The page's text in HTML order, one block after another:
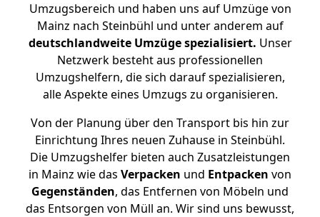
Umzugsbereich und haben uns auf Umzüge von
Mainz nach Steinbühl und unter anderem auf
deutschlandweite Umzüge spezialisiert. Unser
Netzwerk besteht aus professionellen
Umzugshelfern, die sich darauf spezialisieren,
alle Aspekte eines Umzugs zu organisieren.
Von der Planung über den Transport bis hin zur
Einrichtung Ihres neuen Zuhause in Steinbühl.
Die Umzugshelfer bieten auch Zusatzleistungen
in Mainz wie das Verpacken und Entpacken von
Gegenständen, das Entfernen von Möbeln und
das Entsorgen von Müll an. Wir sind uns bewusst,